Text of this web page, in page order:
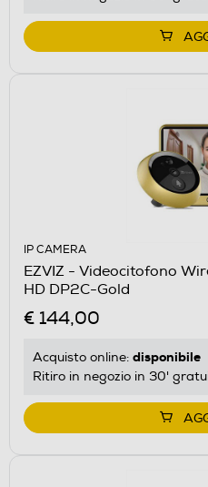
IP CAMERA
EZVIZ - Videocitofono
HD DP2C-Gold
€ 144,00
Acquisto online: disponibile
Ritiro in negozio in 30'